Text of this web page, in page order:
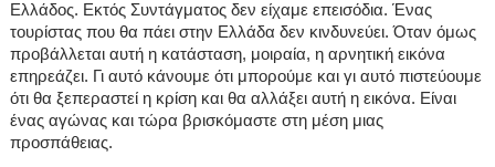
Ελλάδος. Εκτός Συντάγματος δεν είχαμε επεισόδια. Ένας
τουρίστας που θα πάει στην Ελλάδα δεν κινδυνεύει. Όταν όμως
προβάλλεται αυτή η κατάσταση, μοιραία, η αρνητική εικόνα
επηρεάζει. Γι αυτό κάνουμε ότι μπορούμε και γι αυτό πιστεύουμε
ότι θα ξεπεραστεί η κρίση και θα αλλάξει αυτή η εικόνα. Είναι
ένας αγώνας και τώρα βρισκόμαστε στη μέση μιας
προσπάθειας.